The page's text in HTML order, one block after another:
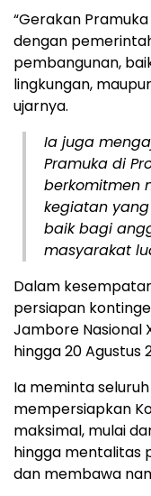
“Gerakan
dengan
pembangunan,
lingkungan,
ujarnya.
Ia juga
Pramuka di
berkomitmen
kegiatan
baik bagi
masyarakat
Dalam
persiapan
Jambore Nasional
hingga 20 Agustus
Ia meminta
mempersiapkan
maksimal, mulai
hingga mentalitas
dan membawa